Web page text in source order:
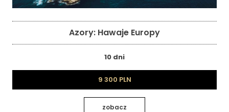
Azory: Hawaje Europy
10 dni
9 300 PLN
zobacz